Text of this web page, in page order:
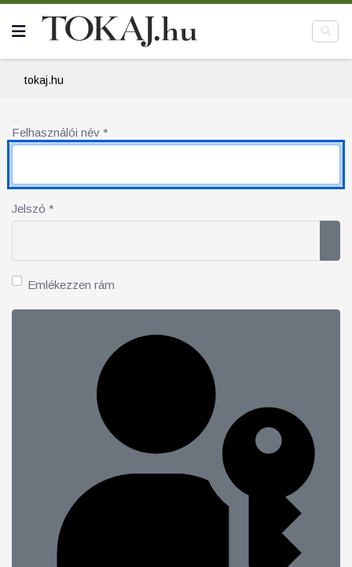
tokaj.hu
Felhasználói név *
Jelszó *
Emlékezzen rám